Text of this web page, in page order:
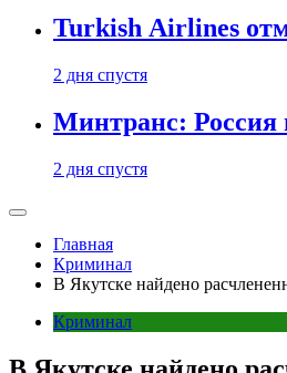
Turkish Airlines
2 дня спустя
Минтранс: Россия
2 дня спустя
Главная
Криминал
В Якутске найдено
Криминал